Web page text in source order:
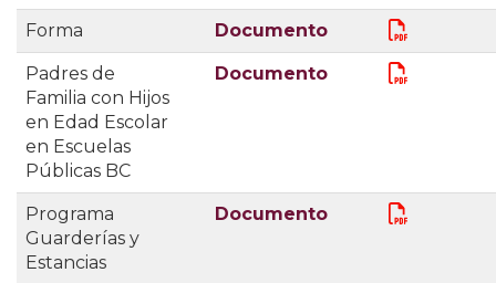
Forma Documento
Padres de
Familia con Hijos
en Edad Escolar
en Escuelas
Públicas BC
Documento
Programa
Guarderías y
Estancias
Documento